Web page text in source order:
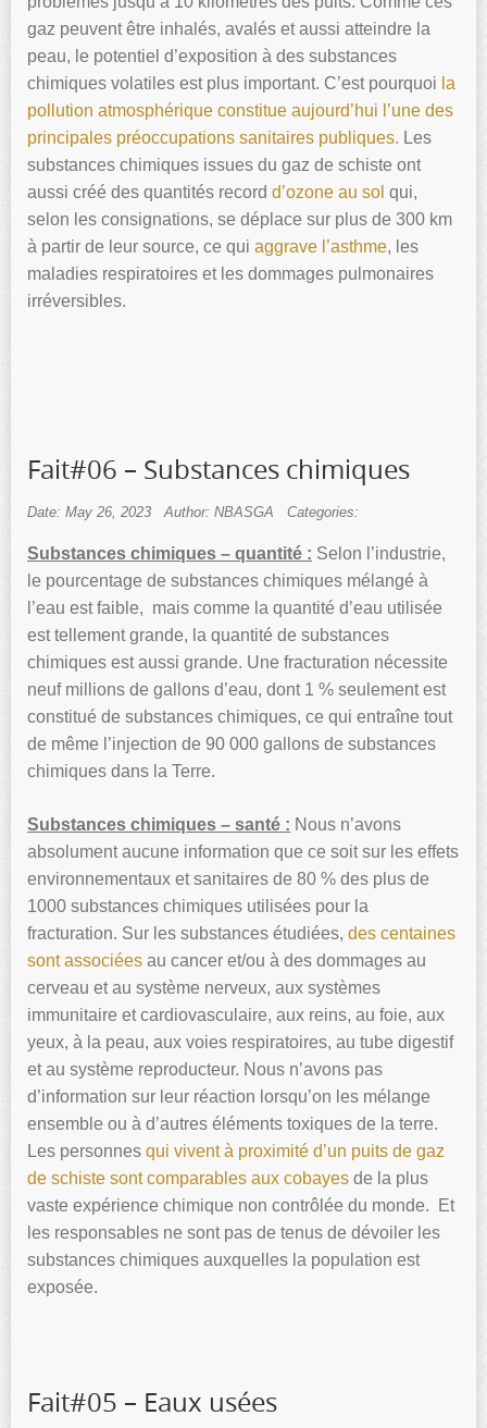
gaz peuvent être inhalés, avalés et aussi atteindre la
peau, le potentiel d’exposition à des substances
chimiques volatiles est plus important. C’est pourquoi la
pollution atmosphérique constitue aujourd’hui l’une des
principales préoccupations sanitaires publiques. Les
substances chimiques issues du gaz de schiste ont
aussi créé des quantités record d’ozone au sol qui,
selon les consignations, se déplace sur plus de 300 km
à partir de leur source, ce qui aggrave l’asthme, les
maladies respiratoires et les dommages pulmonaires
irréversibles.
Fait#06 – Substances chimiques
Date: May 26, 2023 Author: NBASGA Categories:
Substances chimiques – quantité : Selon l’industrie,
le pourcentage de substances chimiques mélangé à
l’eau est faible, mais comme la quantité d’eau utilisée
est tellement grande, la quantité de substances
chimiques est aussi grande. Une fracturation nécessite
neuf millions de gallons d’eau, dont 1 % seulement est
constitué de substances chimiques, ce qui entraîne tout
de même l’injection de 90 000 gallons de substances
chimiques dans la Terre.
Substances chimiques – santé : Nous n’avons
absolument aucune information que ce soit sur les effets
environnementaux et sanitaires de 80 % des plus de
1000 substances chimiques utilisées pour la
fracturation. Sur les substances étudiées, des centaines
sont associées au cancer et/ou à des dommages au
cerveau et au système nerveux, aux systèmes
immunitaire et cardiovasculaire, aux reins, au foie, aux
yeux, à la peau, aux voies respiratoires, au tube digestif
et au système reproducteur. Nous n’avons pas
d’information sur leur réaction lorsqu’on les mélange
ensemble ou à d’autres éléments toxiques de la terre.
Les personnes qui vivent à proximité d’un puits de gaz
de schiste sont comparables aux cobayes de la plus
vaste expérience chimique non contrôlée du monde. Et
les responsables ne sont pas de tenus de dévoiler les
substances chimiques auxquelles la population est
exposée.
Fait#05 – Eaux usées